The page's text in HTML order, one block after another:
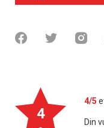
4
4/5
Din